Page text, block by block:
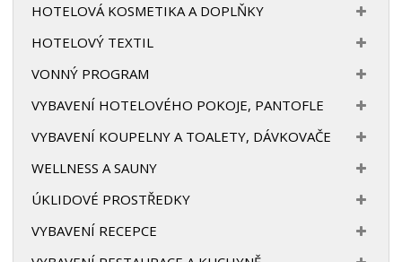
HOTELOVÁ KOSMETIKA A DOPLŇKY
HOTELOVÝ TEXTIL
VONNÝ PROGRAM
VYBAVENÍ HOTELOVÉHO POKOJE, PANTOFLE
VYBAVENÍ KOUPELNY A TOALETY, DÁVKOVAČE
WELLNESS A SAUNY
ÚKLIDOVÉ PROSTŘEDKY
VYBAVENÍ RECEPCE